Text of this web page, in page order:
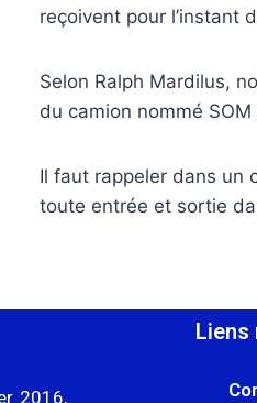
reçoivent pour l’instant
Selon Ralph Mardilus,
du camion nommé
Il faut rappeler dans un
toute entrée et sortie
2016,
Liens